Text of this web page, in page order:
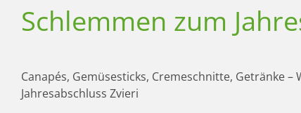
Schlemmen zum
Canapés, Gemüsesticks, Cremeschnitte, Getränke –
Jahresabschluss Zvieri